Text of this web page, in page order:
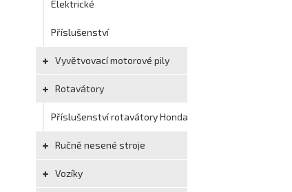
Elektrické
Příslušenství
Vyvětvovací motorové pily
Rotavátory
Příslušenství rotavátory Honda
Ručně nesené stroje
Vozíky